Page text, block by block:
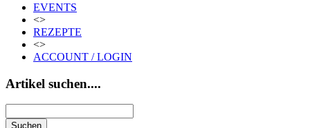
EVENTS
<>
REZEPTE
<>
ACCOUNT / LOGIN
Artikel suchen....